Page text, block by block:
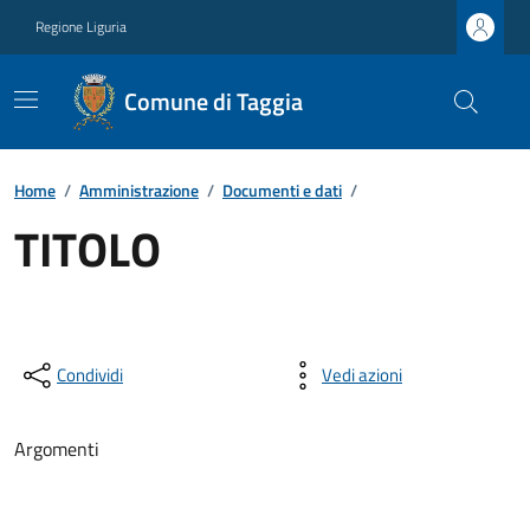
Regione Liguria
Comune di Taggia
Home / Amministrazione / Documenti e dati /
TITOLO
Condividi Vedi azioni
Argomenti